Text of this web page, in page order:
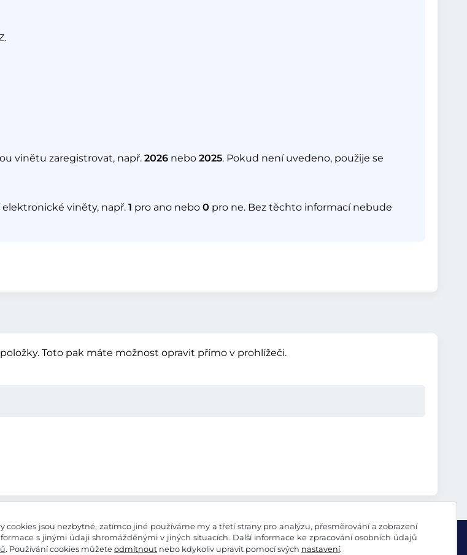
jsou nezbytné, zatímco jiné používáme my a třetí strany pro analýzu, přesměrování a zobrazení
s jinými údaji shromážděnými v jiných situacích. Další informace ke zpracování osobních údajů
. Používání cookies můžete odmítnout nebo kdykoliv upravit pomocí svých nastavení.
vinětu zaregistrovat, např. 2026 nebo 2025. Pokud není uvedeno, použije se
viněty, např. 1 pro ano nebo 0 pro ne. Bez těchto informací nebude
Toto pak máte možnost opravit přímo v prohlížeči.